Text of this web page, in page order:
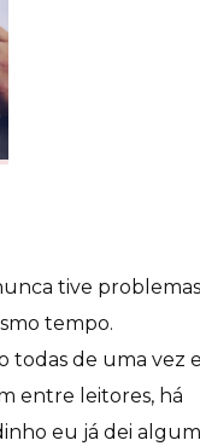
tive
tempo.
todas de uma vez e
entre leitores, há
eu já dei